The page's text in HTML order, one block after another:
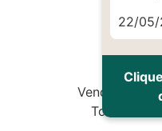
Vendas de
Todos os
22/05/